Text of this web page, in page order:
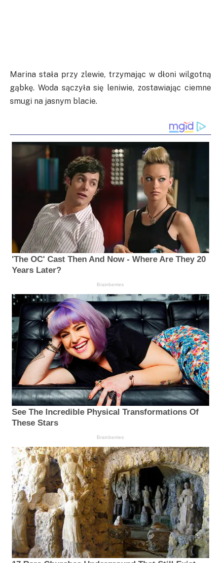
Marina stała przy zlewie, trzymając w dłoni wilgotną
gąbkę. Woda sączyła się leniwie, zostawiając ciemne
smugi na jasnym blacie.